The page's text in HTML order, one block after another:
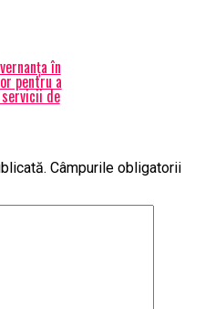
în
pentru a
de
Câmpurile obligatorii